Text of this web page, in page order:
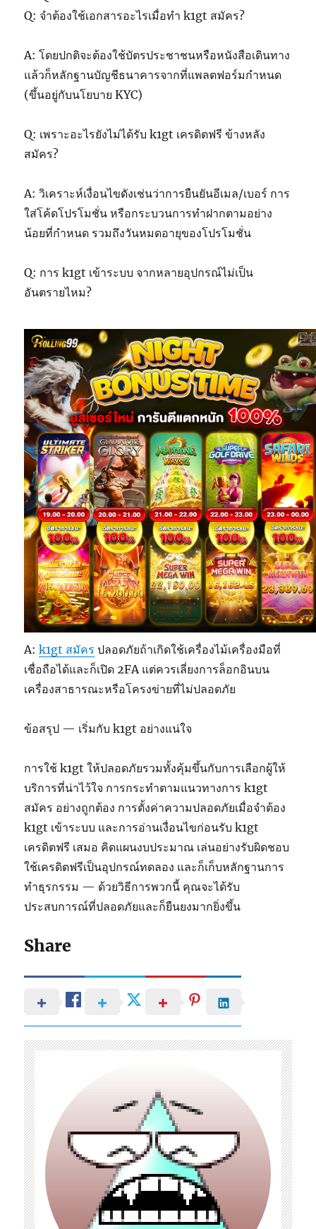
Q: จำต้องใช้เอกสารอะไรเมื่อทำ k1gt สมัคร?
A: โดยปกติจะต้องใช้บัตรประชาชนหรือหนังสือเดินทาง
แล้วก็หลักฐานบัญชีธนาคารจากที่แพลตฟอร์มกำหนด
(ขึ้นอยู่กับนโยบาย KYC)
Q: เพราะอะไรยังไม่ได้รับ k1gt เครดิตฟรี ข้างหลัง
สมัคร?
A: วิเคราะห์เงื่อนไขดังเช่นว่าการยืนยันอีเมล/เบอร์ การ
ใส่โค้ดโปรโมชั่น หรือกระบวนการทำฝากตามอย่าง
น้อยที่กำหนด รวมถึงวันหมดอายุของโปรโมชั่น
Q: การ k1gt เข้าระบบ จากหลายอุปกรณ์ไม่เป็น
อันตรายไหม?
A:k1gt สมัคร ปลอดภัยถ้าเกิดใช้เครื่องไม้เครื่องมือที่
เชื่อถือได้และก็เปิด 2FA แต่ควรเลี่ยงการล็อกอินบน
เครื่องสาธารณะหรือโครงข่ายที่ไม่ปลอดภัย
ข้อสรุป — เริ่มกับ k1gt อย่างแน่ใจ
การใช้ k1gt ให้ปลอดภัยรวมทั้งคุ้มขึ้นกับการเลือกผู้ให้
บริการที่น่าไว้ใจ การกระทำตามแนวทางการ k1gt
สมัคร อย่างถูกต้อง การตั้งค่าความปลอดภัยเมื่อจำต้อง
k1gt เข้าระบบ และการอ่านเงื่อนไขก่อนรับ k1gt
เครดิตฟรี เสมอ คิดแผนงบประมาณ เล่นอย่างรับผิดชอบ
ใช้เครดิตฟรีเป็นอุปกรณ์ทดลอง และก็เก็บหลักฐานการ
ทำธุรกรรม — ด้วยวิธีการพวกนี้ คุณจะได้รับ
ประสบการณ์ที่ปลอดภัยและก็ยืนยงมากยิ่งขึ้น
Share